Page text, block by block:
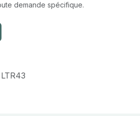
demande spécifique.
LTR43